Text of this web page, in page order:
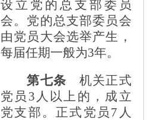
设立党的总支部委员
会。党的总支部委员会
由党员大会选举产生，
每届任期一般为3年。
第七条机关正式
党员 3人以上的，成立
党支部。正式党员7人